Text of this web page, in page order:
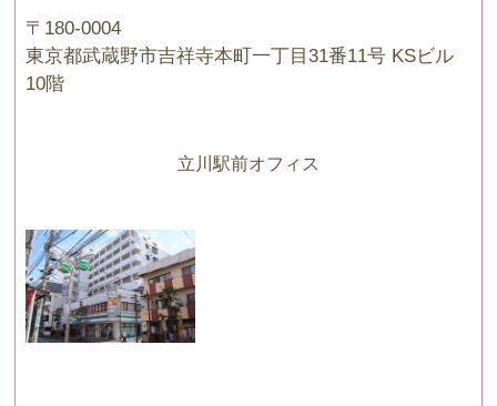
〒180-0004
東京都武蔵野市吉祥寺本町一丁目31番11号 KSビル
10階
立川駅前オフィス